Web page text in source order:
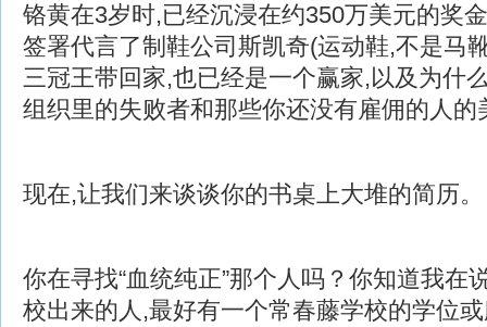
铬黄在3岁时,已经沉浸在约350万美元的奖
签署代言了制鞋公司斯凯奇(运动鞋,不是马
三冠王带回家,也已经是一个赢家,以及为什
组织里的失败者和那些你还没有雇佣的人的
现在,让我们来谈谈你的书桌上大堆的简历。
你在寻找“血统纯正”那个人吗？你知道我在
校出来的人,最好有一个常春藤学校的学位